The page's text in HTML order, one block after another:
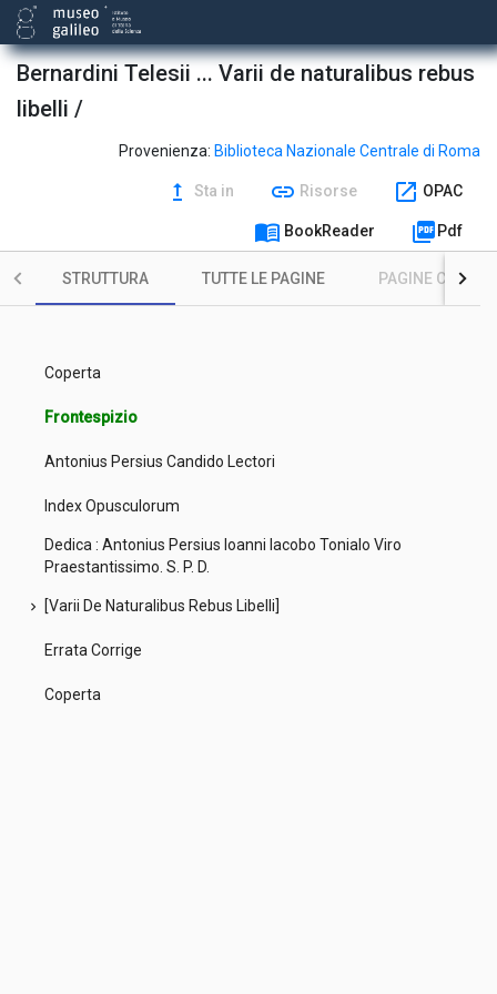
Bernardini Telesii ... Varii de naturalibus rebus
libelli /
Provenienza: Biblioteca Nazionale Centrale di Roma
upgrade Sta in link Risorse open_in_new OPAC
menu_book BookReader picture_as_pdf Pdf
STRUTTURA TUTTE LE PAGINE PAGINE CON
Coperta
Frontespizio
Antonius Persius Candido Lectori
Index Opusculorum
Dedica : Antonius Persius Ioanni Iacobo Tonialo Viro
Praestantissimo. S. P. D.
chevron_right [Varii De Naturalibus Rebus Libelli]
Errata Corrige
Coperta